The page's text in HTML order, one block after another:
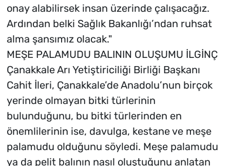
onay alabilirsek insan üzerinde çalışacağız.
Ardından belki Sağlık Bakanlığı’ndan ruhsat
alma şansımız olacak."
MEŞE PALAMUDU BALININ OLUŞUMU İLGİNÇ
Çanakkale Arı Yetiştiriciliği Birliği Başkanı
Cahit İleri, Çanakkale’de Anadolu’nun birçok
yerinde olmayan bitki türlerinin
bulunduğunu, bu bitki türlerinden en
önemlilerinin ise, davulga, kestane ve meşe
palamudu olduğunu söyledi. Meşe palamudu
ya da pelit balının nasıl oluştuğunu anlatan